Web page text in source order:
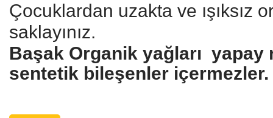
Çocuklardan uzakta ve ışıksız
saklayınız.
Başak Organik yağları
sentetik bileşenler içermezler.